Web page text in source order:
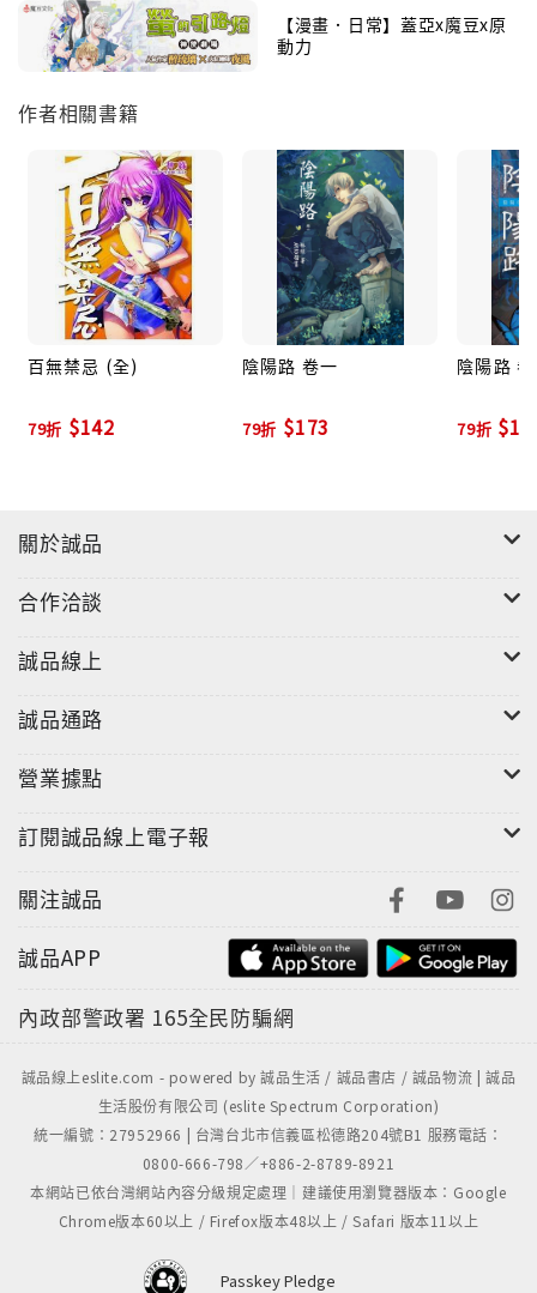
【漫畫．日常】蓋亞x魔豆x原
動力
作者相關書籍
百無禁忌 (全)
79折 $142
陰陽路 卷一
79折 $173
陰陽路
79折
關於誠品
合作洽談
誠品線上
誠品通路
營業據點
訂閱誠品線上電子報
關注誠品
誠品APP
內政部警政署 165全民防騙網
誠品線上eslite.com - powered by 誠品生活 / 誠品書店 / 誠品物流 | 誠品
生活股份有限公司 (eslite Spectrum Corporation)
統一編號：27952966 | 台灣台北市信義區松德路204號B1 服務電話：
0800-666-798／+886-2-8789-8921
本網站已依台灣網站內容分級規定處理｜建議使用瀏覽器版本：Google
Chrome版本60以上 / Firefox版本48以上 / Safari 版本11以上
Passkey Pledge